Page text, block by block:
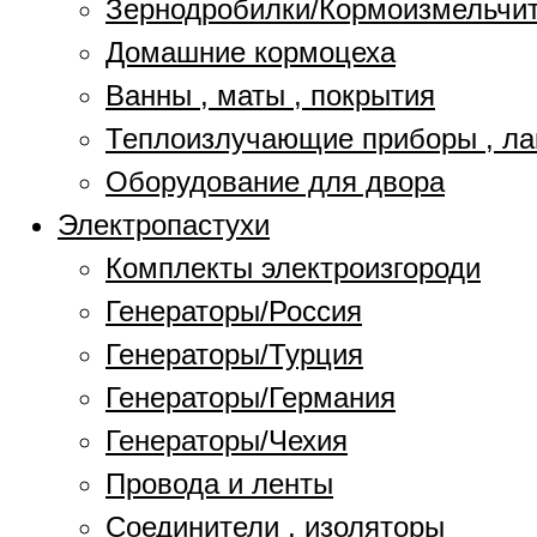
Зернодробилки/
Домашние кормоцеха
Ванны , маты , покрытия
Теплоизлучающие приборы ,
Оборудование для двора
Электропастухи
Комплекты электроизгороди
Генераторы/Россия
Генераторы/Турция
Генераторы/Германия
Генераторы/Чехия
Провода и ленты
Соединители , изоляторы